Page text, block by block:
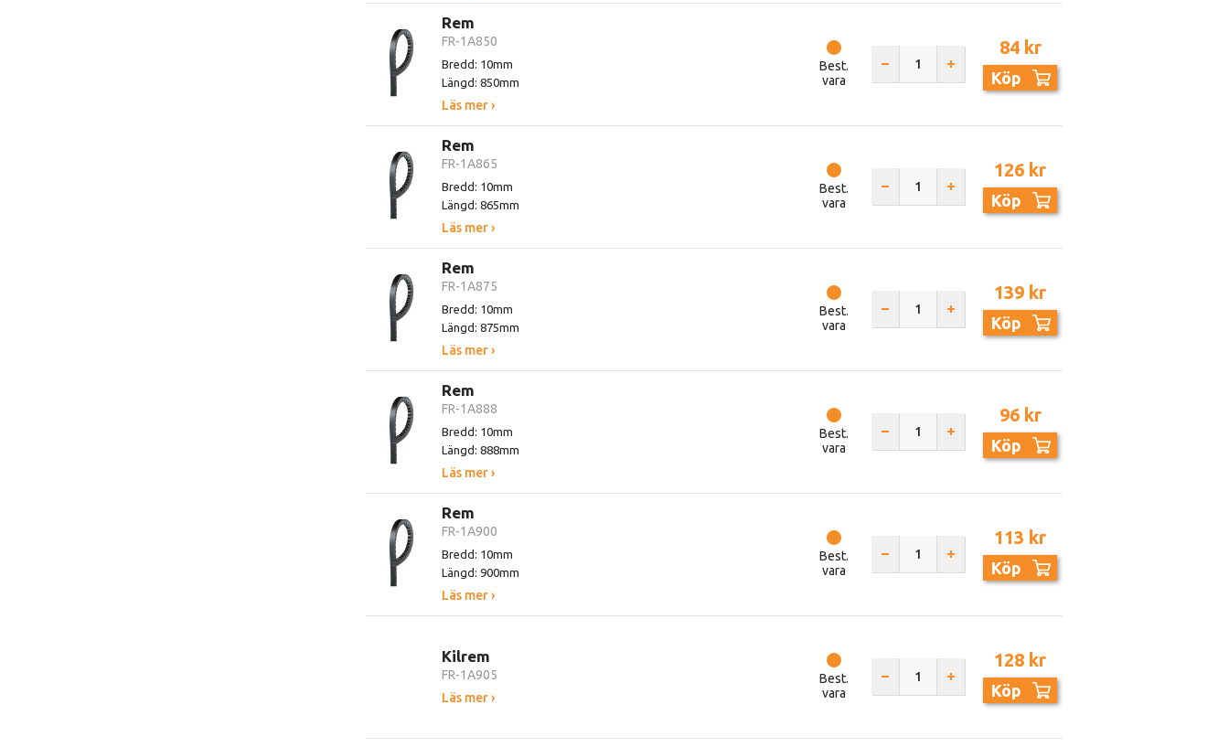
Rem
FR-1A850
Bredd: 10mm
Längd: 850mm
Läs mer ›
Best.
vara
84 kr
Köp
Rem
FR-1A865
Bredd: 10mm
Längd: 865mm
Läs mer ›
Best.
vara
126 kr
Köp
Rem
FR-1A875
Bredd: 10mm
Längd: 875mm
Läs mer ›
Best.
vara
139 kr
Köp
Rem
FR-1A888
Bredd: 10mm
Längd: 888mm
Läs mer ›
Best.
vara
96 kr
Köp
Rem
FR-1A900
Bredd: 10mm
Längd: 900mm
Läs mer ›
Best.
vara
113 kr
Köp
Kilrem
FR-1A905
Läs mer ›
Best.
vara
128 kr
Köp